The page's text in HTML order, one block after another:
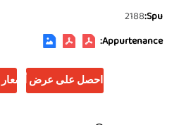
Spu:
2188
Appurtenance:
احصل على عرض أسعار